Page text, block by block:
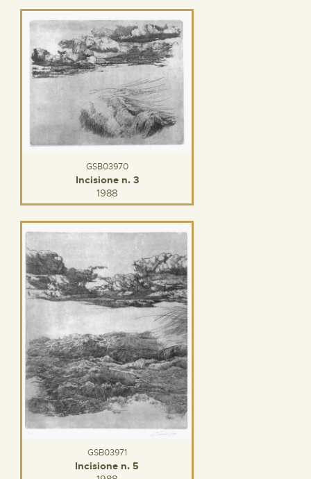
GSB03970
Incisione n. 3
1988
GSB03971
Incisione n. 5